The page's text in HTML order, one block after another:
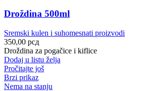
Droždina 500ml
Sremski kulen i suhomesnati proizvodi
350,00 рсд
Droždina za pogačice i kiflice
Dodaj u listu želja
Pročitajte još
Brzi prikaz
Nema na stanju